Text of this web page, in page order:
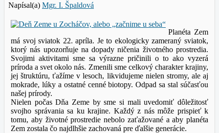
Napísal(a) Mgr. I. Špaldová
Planéta Zem
má svoj sviatok 22. apríla. Je to ekologicky zameraný sviatok,
ktorý nás upozorňuje na dopady ničenia životného prostredia.
Svojimi aktivitami sme sa výrazne pričinili o to ako vyzerá
príroda a svet okolo nás. Zmenili sme celkový charakter krajiny,
jej štruktúru, ťažíme v lesoch, likvidujeme nielen stromy, ale aj
mokrade, lúky a ostatné cenné biotopy. Odpad sa stal súčasťou
našej prírody.
Nielen počas Dňa Zeme by sme si mali uvedomiť dôležitosť
svojho správania sa ku krajine. Každý z nás môže prispieť k
tomu, aby životné prostredie nebolo zaťažované a aby planéta
Zem zostala čo najdlhšie zachovaná pre ďalšie generácie.